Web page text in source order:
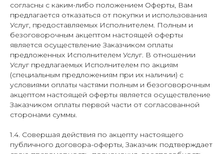
согласны с каким-либо положением Оферты, Вам
предлагается отказаться от покупки и использования
Услуг, предоставляемых Исполнителем. Полным и
безоговорочным акцептом настоящей оферты
является осуществление Заказчиком оплаты
предложенных Исполнителем Услуг. В отношении
Услуг предлагаемых Исполнителем по акциям
(специальным предложениям при их наличии) с
условиями оплаты частями полным и безоговорочным
акцептом настоящей оферты является осуществление
Заказчиком оплаты первой части от согласованной
сторонами суммы.
1.4. Совершая действия по акцепту настоящего
публичного договора-оферты, Заказчик подтверждает